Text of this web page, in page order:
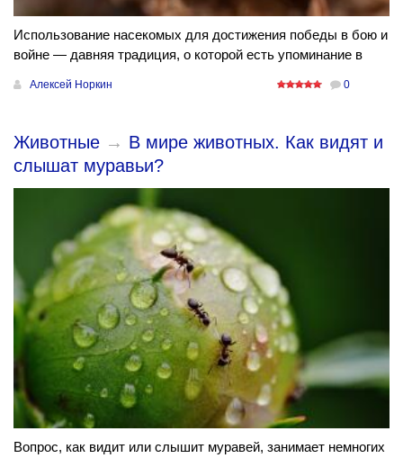
Использование насекомых для достижения победы в бою и
войне — давняя традиция, о которой есть упоминание в
Алексей Норкин 0
Животные → В мире животных. Как видят и
слышат муравьи?
Вопрос, как видит или слышит муравей, занимает немногих